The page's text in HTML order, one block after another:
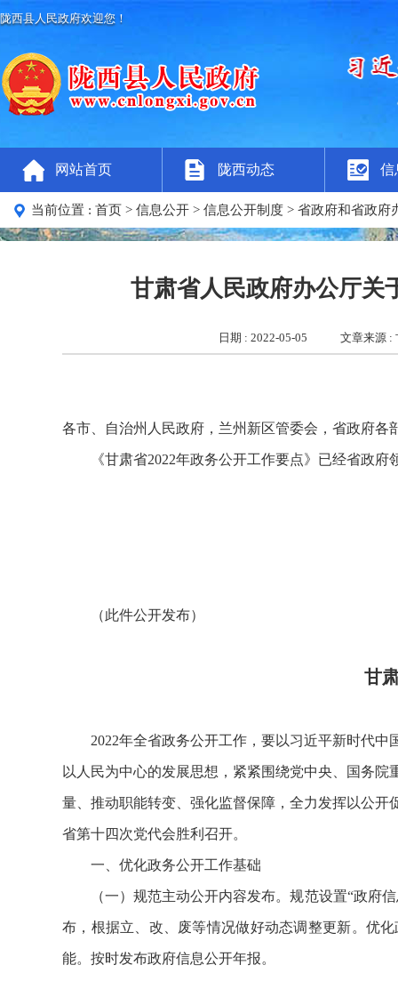
陇西县人民政府欢迎您！
网站首页 陇西动态 信
当前位置 : 首页 > 信息公开 > 信息公开制度 > 省政府和省政府
甘肃省人民政府办公厅关
日期 : 2022-05-05 文章来源 :
各市、自治州人民政府，兰州新区管委会，省政府各
《甘肃省2022年政务公开工作要点》已经省政
（此件公开发布）
甘
2022年全省政务公开工作，要以习近平新时代
以人民为中心的发展思想，紧紧围绕党中央、国务
量、推动职能转变、强化监督保障，全力发挥以公
省第十四次党代会胜利召开。
一、优化政务公开工作基础
（一）规范主动公开内容发布。规范设置“政府
布，根据立、改、废等情况做好动态调整更新。优
能。按时发布政府信息公开年报。